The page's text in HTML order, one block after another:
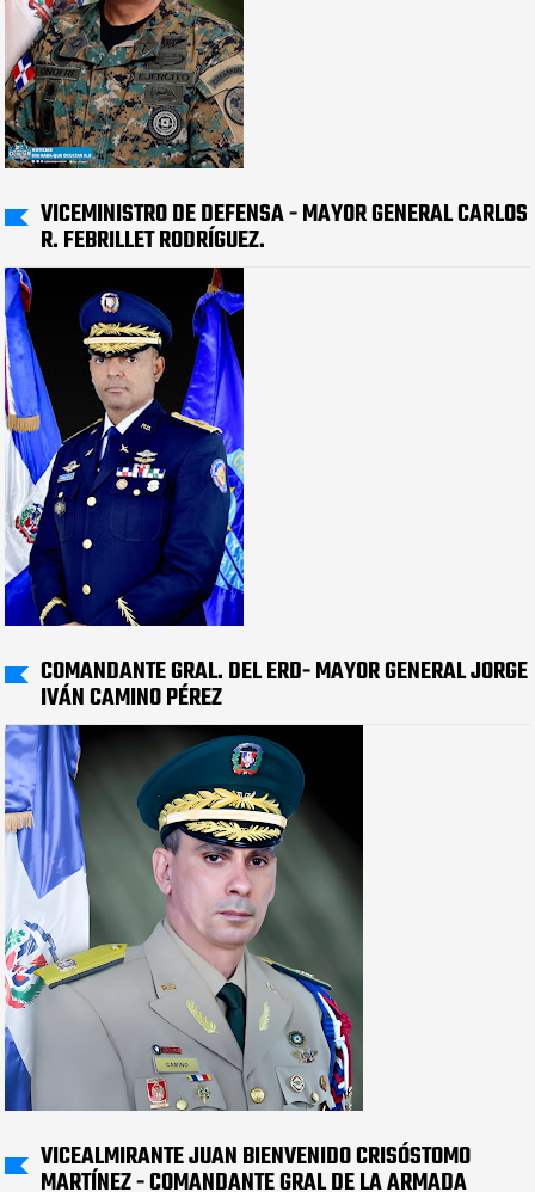
VICEMINISTRO DE DEFENSA - MAYOR GENERAL CARLOS
R. FEBRILLET RODRÍGUEZ.
COMANDANTE GRAL. DEL ERD- MAYOR GENERAL JORGE
IVÁN CAMINO PÉREZ
VICEALMIRANTE JUAN BIENVENIDO CRISÓSTOMO
MARTÍNEZ - COMANDANTE GRAL DE LA ARMADA